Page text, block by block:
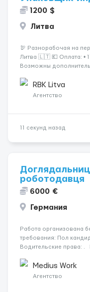
1200 $
Литва
🦃 Разнорабочая на
Литва 🇱🇹 💶 Оплата: •
Возможны
с 06:00 (иногда с
RBK Litva
Агентство
11 секунд назад
роботодавця
6000 €
Германия
Работа организована
требования: Пол
Водительские права:
Medius Work
Агентство